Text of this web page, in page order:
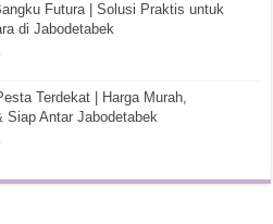
Futura | Solusi Praktis untuk
di Jabodetabek
Terdekat | Harga Murah,
Siap Antar Jabodetabek